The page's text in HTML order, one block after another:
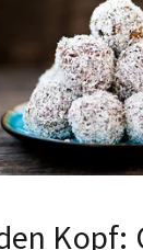
Kopf: